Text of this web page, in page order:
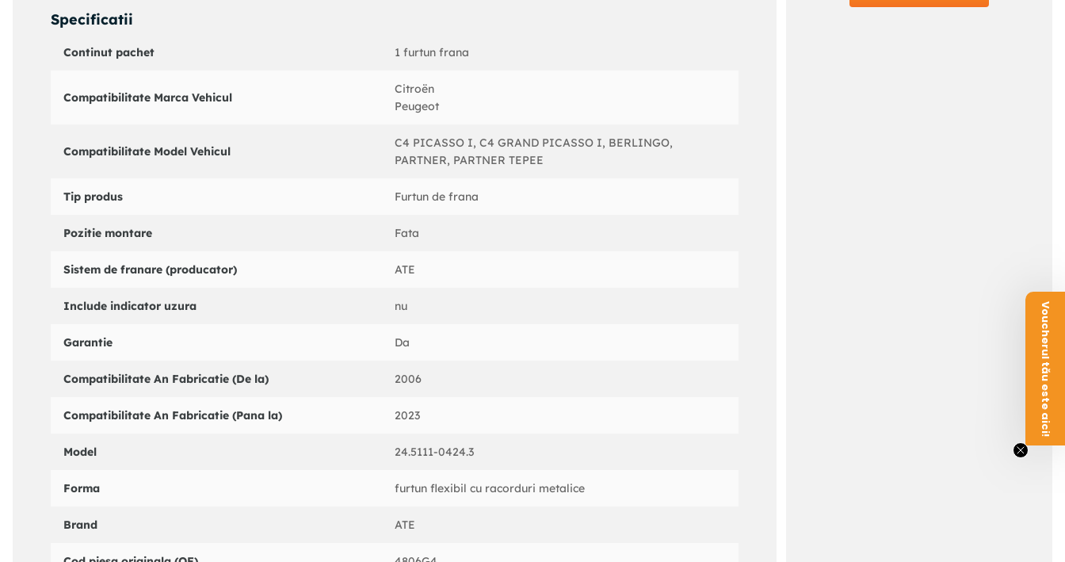
Numar bucati necesare : 2
CITROEN : 4806G4
BOSCH : 1987481051
CEF : 512509
DELPHI : LH6665
Specificatii
Continut pachet 1 furtun frana
Compatibilitate Marca Vehicul
Citroën
Peugeot
Compatibilitate Model Vehicul
C4 PICASSO I, C4 GRAND PICASSO I, BERLINGO,
PARTNER, PARTNER TEPEE
Tip produs Furtun de frana
Pozitie montare Fata
Sistem de franare (producator) ATE
Include indicator uzura nu
Garantie Da
Compatibilitate An Fabricatie (De la) 2006
Compatibilitate An Fabricatie (Pana la) 2023
Model 24.5111-0424.3
Forma furtun flexibil cu racorduri metalice
Brand ATE
Voucherul tău este aici!